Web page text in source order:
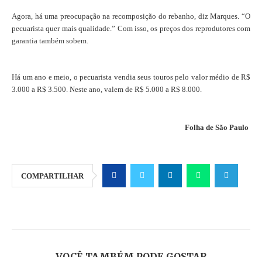
Agora, há uma preocupação na recomposição do rebanho, diz Marques. “O
pecuarista quer mais qualidade.” Com isso, os preços dos reprodutores com
garantia também sobem.
Há um ano e meio, o pecuarista vendia seus touros pelo valor médio de R$
3.000 a R$ 3.500. Neste ano, valem de R$ 5.000 a R$ 8.000.
Folha de São Paulo
COMPARTILHAR